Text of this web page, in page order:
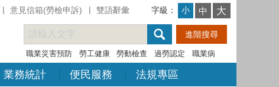
意見信箱(勞檢申訴) 雙語辭彙 字級： 小 中 大
職業災害預防 勞工健康 勞動檢查 過勞認定 職業病
業務統計 便民服務 法規專區